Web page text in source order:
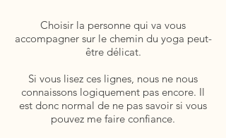
Choisir la personne qui va vous
accompagner sur le chemin du yoga peut-
être délicat.
Si vous lisez ces lignes, nous ne nous
connaissons logiquement pas encore. Il
est donc normal de ne pas savoir si vous
pouvez me faire confiance.